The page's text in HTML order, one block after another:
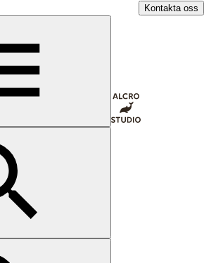
Kontakta oss